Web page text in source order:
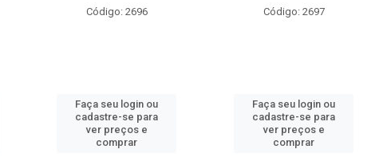
Código: 2696
Faça seu login ou
cadastre-se para
ver preços e
comprar
Código: 2697
Faça seu login ou
cadastre-se para
ver preços e
comprar